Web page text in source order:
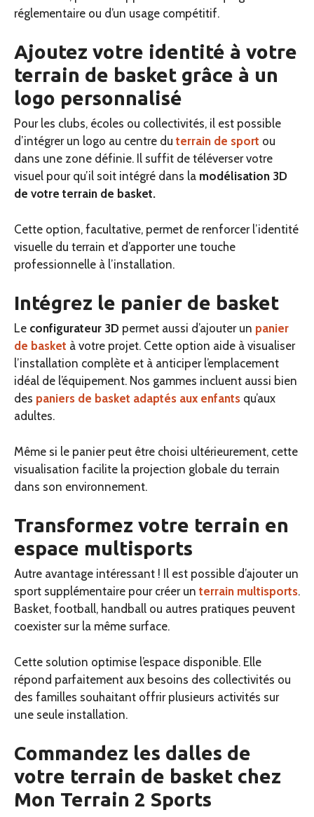
réglementaire ou d’un usage compétitif.
Ajoutez votre identité à votre
terrain de basket grâce à un
logo personnalisé
Pour les clubs, écoles ou collectivités, il est possible
d’intégrer un logo au centre duterrain de sport ou
dans une zone définie. Il suffit de téléverser votre
visuel pour qu’il soit intégré dans la modélisation 3D
de votre terrain de basket.
Cette option, facultative, permet de renforcer l’identité
visuelle du terrain et d’apporter une touche
professionnelle à l’installation.
Intégrez le panier de basket
Le configurateur 3D permet aussi d’ajouter un panier
de basket à votre projet. Cette option aide à visualiser
l’installation complète et à anticiper l’emplacement
idéal de l’équipement. Nos gammes incluent aussi bien
des paniers de basket adaptés aux enfants qu’aux
adultes.
Même si le panier peut être choisi ultérieurement, cette
visualisation facilite la projection globale du terrain
dans son environnement.
Transformez votre terrain en
espace multisports
Autre avantage intéressant ! Il est possible d’ajouter un
sport supplémentaire pour créer unterrain multisports.
Basket, football, handball ou autres pratiques peuvent
coexister sur la même surface.
Cette solution optimise l’espace disponible. Elle
répond parfaitement aux besoins des collectivités ou
des familles souhaitant offrir plusieurs activités sur
une seule installation.
Commandez les dalles de
votre terrain de basket chez
Mon Terrain 2 Sports